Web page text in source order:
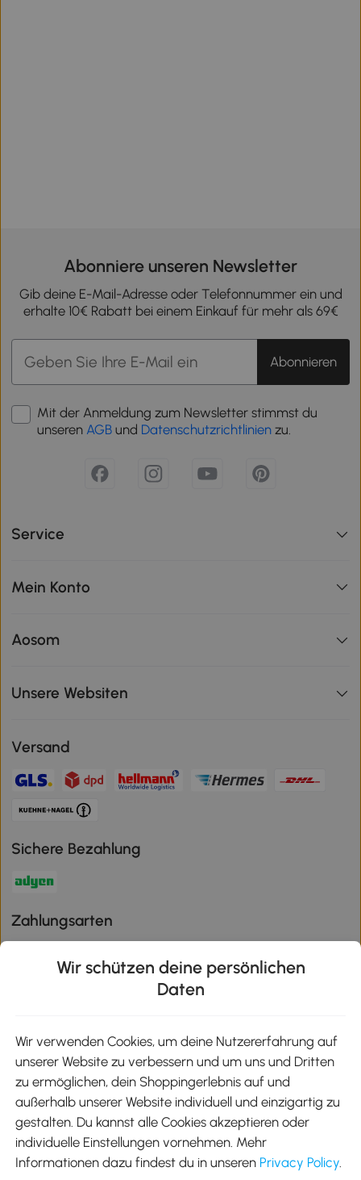
Abonniere unseren Newsletter
Gib deine E-Mail-Adresse oder Telefonnummer ein und
erhalte 10€ Rabatt bei einem Einkauf für mehr als 69€
Abonnieren
Mit der Anmeldung zum Newsletter stimmst du
unseren AGB und Datenschutzrichtlinien zu.
Service
Mein Konto
Aosom
Unsere Websiten
Versand
Sichere Bezahlung
Zahlungsarten
Aosom-App
Google Play
Wir schützen deine persönlichen
Daten
Wir verwenden Cookies, um deine Nutzererfahrung auf
unserer Website zu verbessern und um uns und Dritten
zu ermöglichen, dein Shoppingerlebnis auf und
außerhalb unserer Website individuell und einzigartig zu
gestalten. Du kannst alle Cookies akzeptieren oder
individuelle Einstellungen vornehmen. Mehr
Informationen dazu findest du in unseren Privacy Policy.